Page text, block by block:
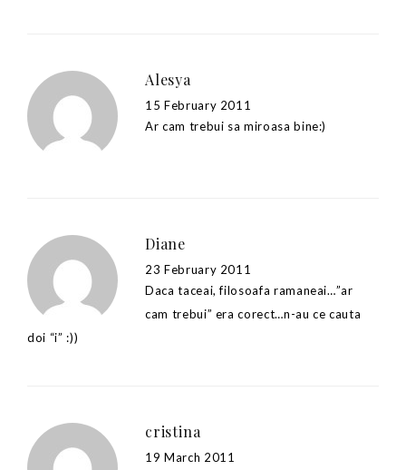
Alesya
15 February 2011
Ar cam trebui sa miroasa bine:)
Diane
23 February 2011
Daca taceai, filosoafa ramaneai…”ar
cam trebui” era corect…n-au ce cauta
doi “i” :))
cristina
19 March 2011